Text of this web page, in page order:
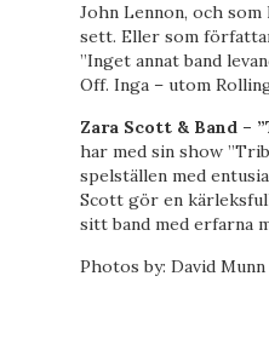
John Lennon, och
sett. Eller som
”Inget annat band
Off. Inga – utom
Zara Scott & Band –
har med sin show
spelställen med
Scott gör en
sitt band med erfarna
Photos by: David